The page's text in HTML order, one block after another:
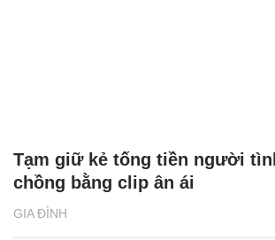
GIA ĐÌNH
Tạm giữ kẻ tống tiền người
chồng bằng clip ân ái